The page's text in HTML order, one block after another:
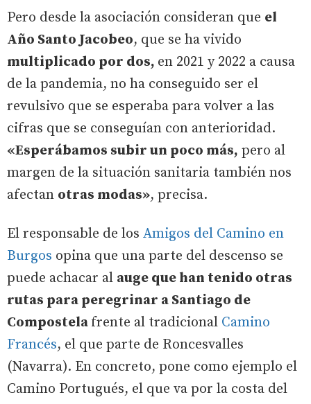
Pero desde la asociación consideran que el
Año Santo Jacobeo, que se ha vivido
multiplicado por dos, en 2021 y 2022 a causa
de la pandemia, no ha conseguido ser el
revulsivo que se esperaba para volver a las
cifras que se conseguían con anterioridad.
«Esperábamos subir un poco más, pero al
margen de la situación sanitaria también nos
afectan otras modas», precisa.
El responsable de los Amigos del Camino en
Burgos opina que una parte del descenso se
puede achacar al auge que han tenido otras
rutas para peregrinar a Santiago de
Compostela frente al tradicional Camino
Francés, el que parte de Roncesvalles
(Navarra). En concreto, pone como ejemplo el
Camino Portugués, el que va por la costa del